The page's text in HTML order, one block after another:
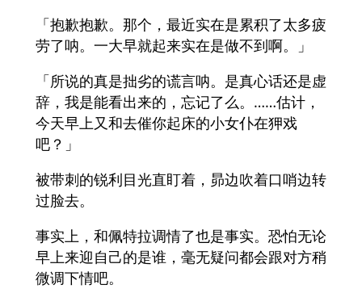
「抱歉抱歉。那个，最近实在是累积了太多疲
劳了呐。一大早就起来实在是做不到啊。」
「所说的真是拙劣的谎言呐。是真心话还是虚
辞，我是能看出来的，忘记了么。……估计，
今天早上又和去催你起床的小女仆在狎戏
吧？」
被带刺的锐利目光直盯着，昴边吹着口哨边转
过脸去。
事实上，和佩特拉调情了也是事实。恐怕无论
早上来迎自己的是谁，毫无疑问都会跟对方稍
微调下情吧。